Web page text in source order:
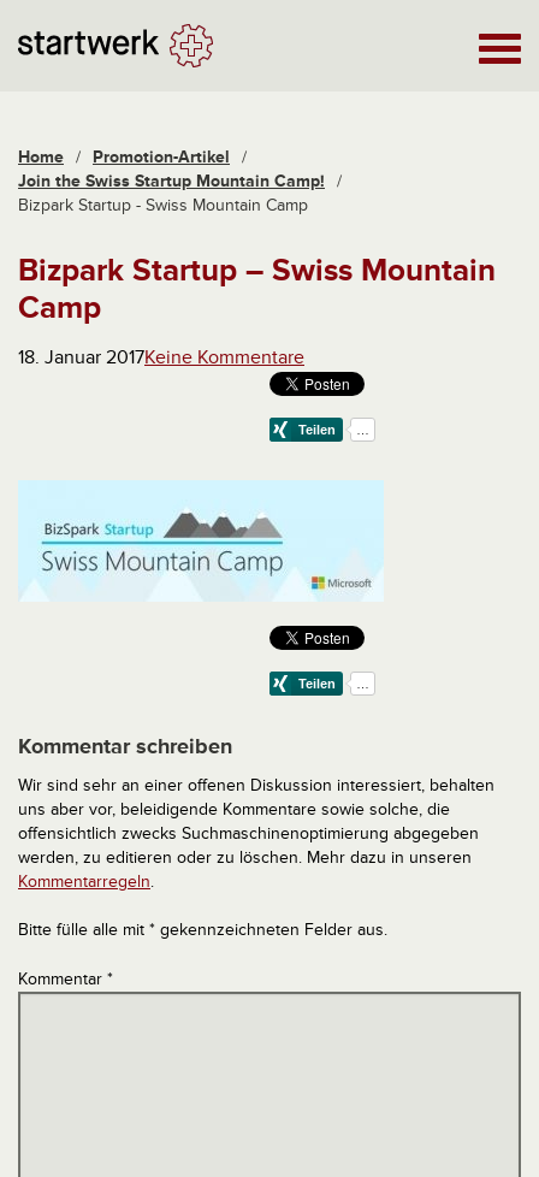
Home / Promotion-Artikel
/
Join the Swiss Startup Mountain Camp!
/
Bizpark Startup - Swiss Mountain Camp
Bizpark Startup – Swiss Mountain
Camp
18. Januar 2017Keine Kommentare
Kommentar schreiben
Wir sind sehr an einer offenen Diskussion interessiert, behalten
uns aber vor, beleidigende Kommentare sowie solche, die
offensichtlich zwecks Suchmaschinenoptimierung abgegeben
werden, zu editieren oder zu löschen. Mehr dazu in unseren
Kommentarregeln.
Bitte fülle alle mit * gekennzeichneten Felder aus.
Kommentar *